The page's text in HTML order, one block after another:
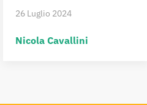
26 Luglio 2024
Nicola Cavallini